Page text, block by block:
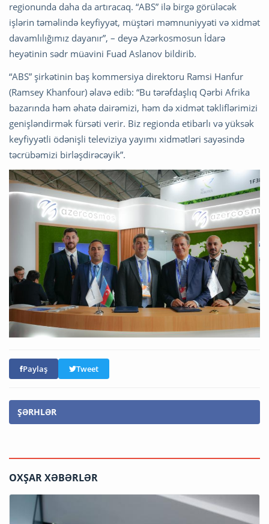
regionunda daha da artıracaq. “ABS” ilə birgə görüləcək
işlərin təməlində keyfiyyət, müştəri məmnuniyyəti və xidmət
davamlılığımız dayanır”, – deyə Azərkosmosun İdarə
heyətinin sədr müavini Fuad Aslanov bildirib.
“ABS” şirkətinin baş kommersiya direktoru Ramsi Hanfur
(Ramsey Khanfour) əlavə edib: “Bu tərəfdaşlıq Qərbi Afrika
bazarında həm əhatə dairəmizi, həm də xidmət təkliflərimizi
genişləndirmək fürsəti verir. Biz regionda etibarlı və yüksək
keyfiyyətli ödənişli televiziya yayımı xidmətləri sayəsində
təcrübəmizi birləşdirəcəyik”.
Paylaş Tweet
ŞƏRHLƏR
OXŞAR XƏBƏRLƏR